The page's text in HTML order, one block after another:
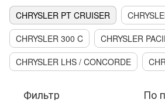
CHRYSLER PT CRUISER
CHRYSLER 300 C
CHRYSLER
CHRYSLER LHS / CONCORDE
Фильтр По